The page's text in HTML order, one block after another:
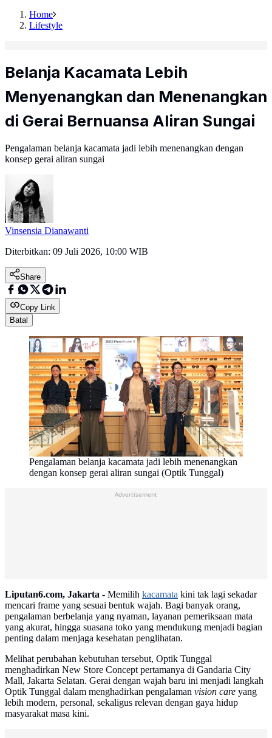
Home
Lifestyle
Belanja Kacamata Lebih
Menyenangkan dan Menenangkan
di Gerai Bernuansa Aliran Sungai
Pengalaman belanja kacamata jadi lebih menenangkan dengan
konsep gerai aliran sungai
Vinsensia Dianawanti
Diterbitkan: 09 Juli 2026, 10:00 WIB
Share
Copy Link
Batal
Pengalaman belanja kacamata jadi lebih menenangkan
dengan konsep gerai aliran sungai (Optik Tunggal)
Advertisement
Liputan6.com, Jakarta - Memilih kacamata kini tak lagi sekadar
mencari frame yang sesuai bentuk wajah. Bagi banyak orang,
pengalaman berbelanja yang nyaman, layanan pemeriksaan mata
yang akurat, hingga suasana toko yang mendukung menjadi bagian
penting dalam menjaga kesehatan penglihatan.
Melihat perubahan kebutuhan tersebut, Optik Tunggal
menghadirkan New Store Concept pertamanya di Gandaria City
Mall, Jakarta Selatan. Gerai dengan wajah baru ini menjadi langkah
Optik Tunggal dalam menghadirkan pengalaman vision care yang
lebih modern, personal, sekaligus relevan dengan gaya hidup
masyarakat masa kini.